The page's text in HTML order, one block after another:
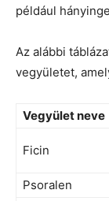
például
Az alábbi
vegyületet,
Vegyület neve
Ficin
Psoralen